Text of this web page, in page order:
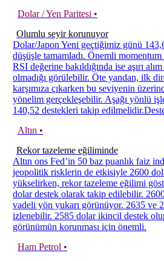
Dolar / Yen Paritesi •
Olumlu seyir korunuyor
Dolar/Japon Yeni geçtiğimiz günü
düşüşle tamamladı. Önemli
RSI değerine bakıldığında ise aşırı
olmadığı görülebilir. Öte yandan, ilk
karşımıza çıkarken bu seviyenin
yönelim gerçekleşebilir. Aşağı yönlü
140,52 destekleri takip
Altın •
Rekor tazeleme eğiliminde
Altın ons Fed’in 50 baz puanlık faiz
jeopolitik risklerin de etkisiyle 2600
yükselirken, rekor tazeleme eğilimi
dolar destek olarak takip edilebilir.
vadeli yön yukarı görünüyor. 2635 ve
izlenebilir. 2585 dolar ikincil destek
görünümün korunması için önemli.
Ham Petrol •